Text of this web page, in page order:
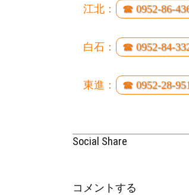
江北： ☎ 0952-86-
白石： ☎ 0952-84-
東進： ☎ 0952-28-
Social Share
コメントする